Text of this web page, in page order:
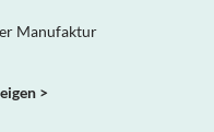
Manufaktur
>